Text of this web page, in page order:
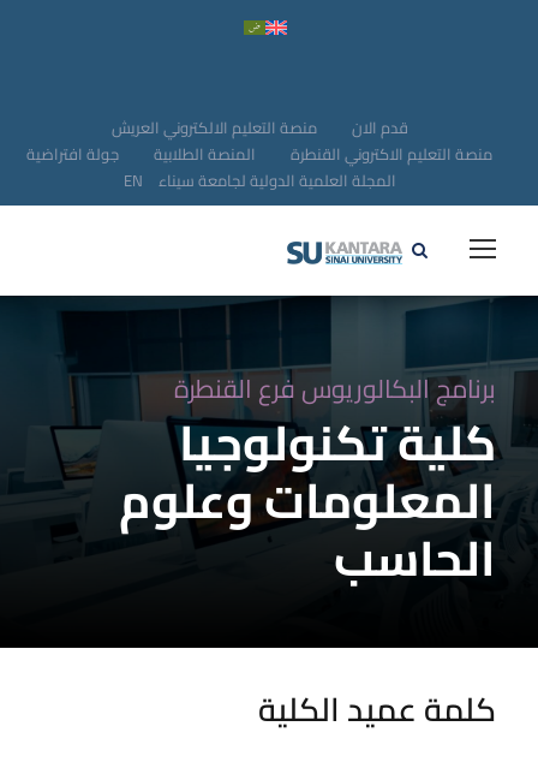
قدم الان
منصة التعليم الالكتروني العريش
منصة التعليم الاكتروني القنطرة
المنصة الطلابية
جولة افتراضية
المجلة العلمية الدولية لجامعة سيناء EN
برنامج البكالوريوس فرع القنطرة
كلية تكنولوجيا
المعلومات وعلوم
الحاسب
كلمة عميد الكلية